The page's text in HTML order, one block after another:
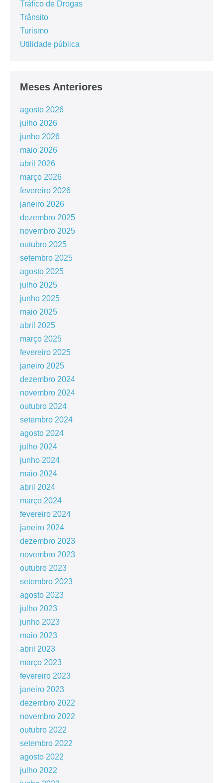
Tráfico de Drogas
Trânsito
Turismo
Utilidade pública
Meses Anteriores
agosto 2026
julho 2026
junho 2026
maio 2026
abril 2026
março 2026
fevereiro 2026
janeiro 2026
dezembro 2025
novembro 2025
outubro 2025
setembro 2025
agosto 2025
julho 2025
junho 2025
maio 2025
abril 2025
março 2025
fevereiro 2025
janeiro 2025
dezembro 2024
novembro 2024
outubro 2024
setembro 2024
agosto 2024
julho 2024
junho 2024
maio 2024
abril 2024
março 2024
fevereiro 2024
janeiro 2024
dezembro 2023
novembro 2023
outubro 2023
setembro 2023
agosto 2023
julho 2023
junho 2023
maio 2023
abril 2023
março 2023
fevereiro 2023
janeiro 2023
dezembro 2022
novembro 2022
outubro 2022
setembro 2022
agosto 2022
julho 2022